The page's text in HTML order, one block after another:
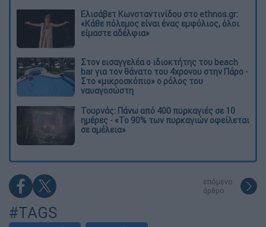
Ελισάβετ Κωνσταντινίδου στο ethnos.gr:
«Κάθε πόλεμος είναι ένας εμφύλιος, όλοι
είμαστε αδέλφια»
Στον εισαγγελέα ο ιδιοκτήτης του beach
bar για τον θάνατο του 4χρονου στην Πάρο -
Στο «μικροσκόπιο» ο ρόλος του
ναυαγοσώστη
Τουρνάς: Πάνω από 400 πυρκαγιές σε 10
ημέρες - «Το 90% των πυρκαγιών οφείλεται
σε αμέλεια»
επόμενο
άρθρο
#TAGS